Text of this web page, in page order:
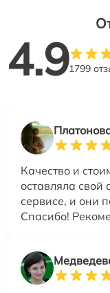
4.91799
Качество и
оставляла свой
сервисе, и они
Спасибо!